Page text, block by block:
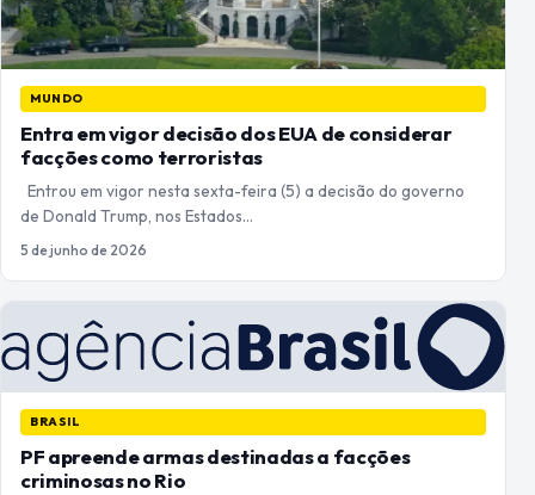
MUNDO
Entra em vigor decisão dos EUA de considerar
facções como terroristas
Entrou em vigor nesta sexta-feira (5) a decisão do governo
de Donald Trump, nos Estados…
5 de junho de 2026
BRASIL
PF apreende armas destinadas a facções
criminosas no Rio